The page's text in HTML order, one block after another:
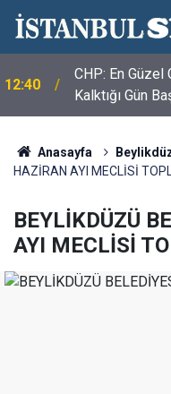
12:40
CHP: En Güzel
Kalktığı Gün
Anasayfa
HAZİRAN AYI MECLİSİ
BEYLİKDÜZÜ
AYI MECLİSİ